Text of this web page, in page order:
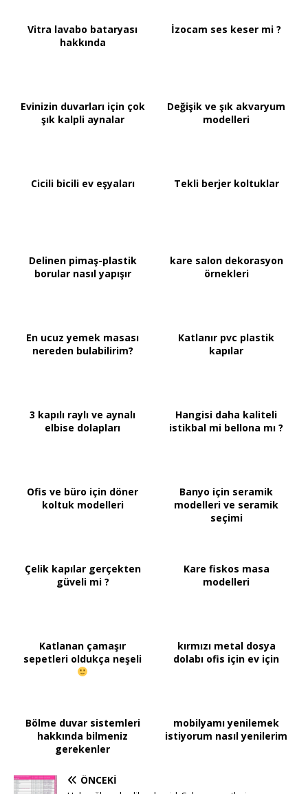
Vitra lavabo bataryası
hakkında
İzocam ses keser mi ?
Evinizin duvarları için çok
şık kalpli aynalar
Değişik ve şık akvaryum
modelleri
Cicili bicili ev eşyaları Tekli berjer koltuklar
Delinen pimaş-plastik
borular nasıl yapışır
kare salon dekorasyon
örnekleri
En ucuz yemek masası
nereden bulabilirim?
Katlanır pvc plastik
kapılar
3 kapılı raylı ve aynalı
elbise dolapları
Hangisi daha kaliteli
istikbal mi bellona mı ?
Ofis ve büro için döner
koltuk modelleri
Banyo için seramik
modelleri ve seramik
seçimi
Çelik kapılar gerçekten
güveli mi ?
Kare fiskos masa
modelleri
Katlanan çamaşır
sepetleri oldukça neşeli
kırmızı metal dosya
dolabı ofis için ev için
Bölme duvar sistemleri
hakkında bilmeniz
gerekenler
mobilyamı yenilemek
istiyorum nasıl yenilerim
ÖNCEKI